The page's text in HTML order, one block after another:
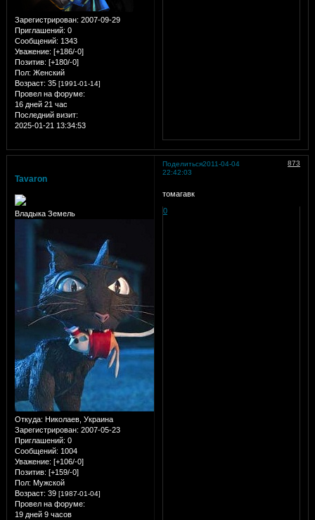
Зарегистрирован: 2007-09-29
Приглашений: 0
Сообщений: 1343
Уважение: [+186/-0]
Позитив: [+180/-0]
Пол: Женский
Возраст: 35 [1991-01-14]
Провел на форуме:
16 дней 21 час
Последний визит:
2025-01-21 13:34:53
Поделиться 873
2011-04-04
22:42:03
Tavaron
Владыка Земель
Откуда: Николаев, Украина
Зарегистрирован: 2007-05-23
Приглашений: 0
Сообщений: 1004
Уважение: [+106/-0]
Позитив: [+159/-0]
Пол: Мужской
Возраст: 39 [1987-01-04]
Провел на форуме:
19 дней 9 часов
томагавк
0